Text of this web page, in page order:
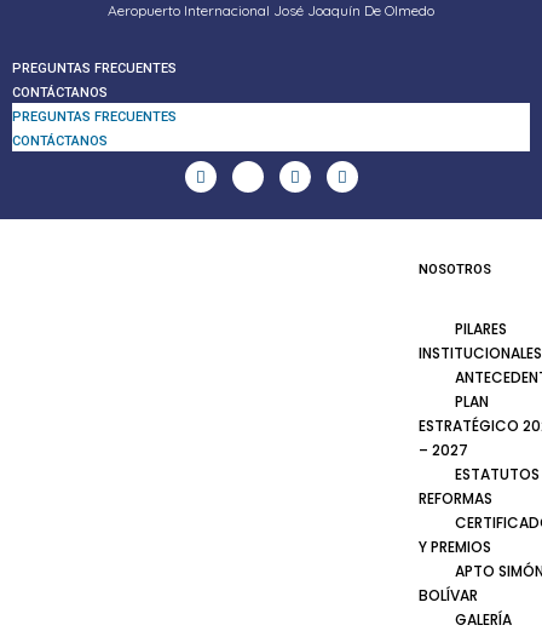
Aeropuerto Internacional José Joaquín De Olmedo
PREGUNTAS FRECUENTES
CONTÁCTANOS
PREGUNTAS FRECUENTES
CONTÁCTANOS
NOSOTROS
PILARES
INSTITUCIONALES
PLAN
ESTRATÉGICO
– 2027
ESTATUTOS
REFORMAS
Y PREMIOS
APTO
BOLÍVAR
GALERÍA